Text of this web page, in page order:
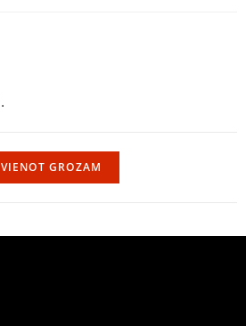
GROZAM